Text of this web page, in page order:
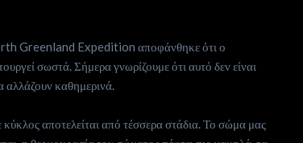
Greenland Expedition αποφάνθηκε ότι ο
σωστά. Σήμερα γνωρίζουμε ότι αυτό δεν είναι
αλλάζουν καθημερινά.
αποτελείται από τέσσερα στάδια. Το σώμα μας